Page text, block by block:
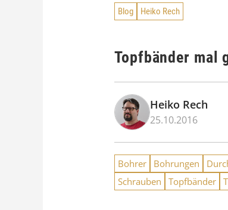
Blog Heiko Rech
Topfbänder mal
Heiko Rech
25.10.2016
Bohrer Bohrungen
Schrauben
Topfbänder